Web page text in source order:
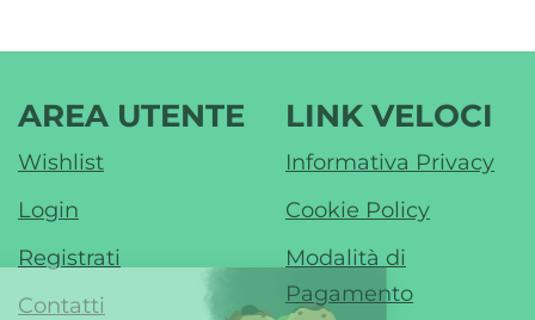
AREA UTENTE
Wishlist
Login
Registrati
Contatti
LINK VELOCI
Informativa Privacy
Cookie Policy
Modalità di
Pagamento